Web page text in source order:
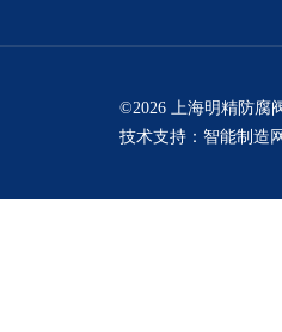
©2026 上海明精防腐
技术支持： 智能制造网